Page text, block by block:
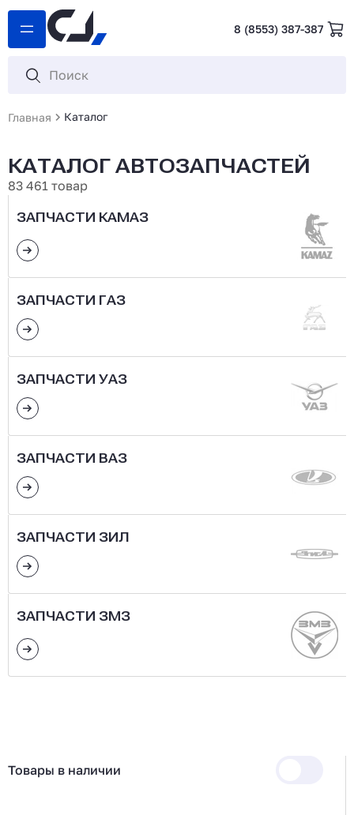
8 (8553) 387-387
Главная Каталог
КАТАЛОГ АВТОЗАПЧАСТЕЙ
83 461 товар
ЗАПЧАСТИ КАМАЗ
ЗАПЧАСТИ ГАЗ
ЗАПЧАСТИ УАЗ
ЗАПЧАСТИ ВАЗ
ЗАПЧАСТИ ЗИЛ
ЗАПЧАСТИ ЗМЗ
Товары в наличии